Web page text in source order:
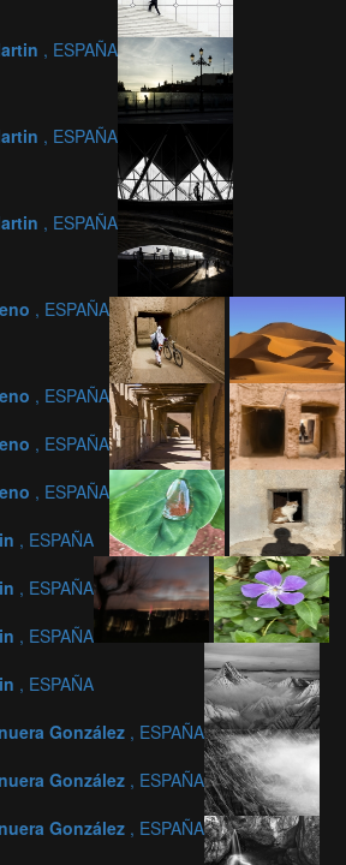
, ESPAÑA
, ESPAÑA
, ESPAÑA
, ESPAÑA
, ESPAÑA
, ESPAÑA
, ESPAÑA
, ESPAÑA
, ESPAÑA
, ESPAÑA
, ESPAÑA
González , ESPAÑA
González , ESPAÑA
González , ESPAÑA